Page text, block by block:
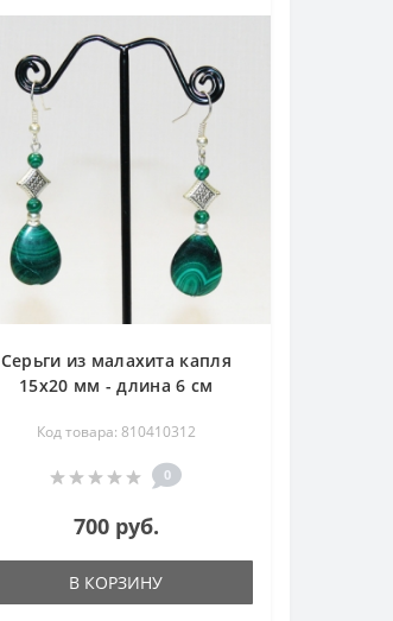
Серьги из малахита капля
15х20 мм - длина 6 см
Код товара: 810410312
0
700 руб.
В КОРЗИНУ